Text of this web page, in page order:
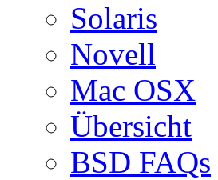
Solaris
Novell
Mac OSX
Übersicht
BSD FAQs